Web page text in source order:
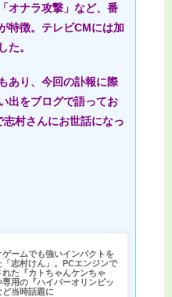
オナラ攻撃」など、番
特徴。テレビCMには加
た。
あり、今回の訃報に際
出をブログで語ってお
村さんにお世話になっ
ゲームでも強いインパクトを
「志村けん」。PCエンジンで
れた『カトちゃんケンちゃ
専用の『ハイパーオリンピッ
ど当時話題に